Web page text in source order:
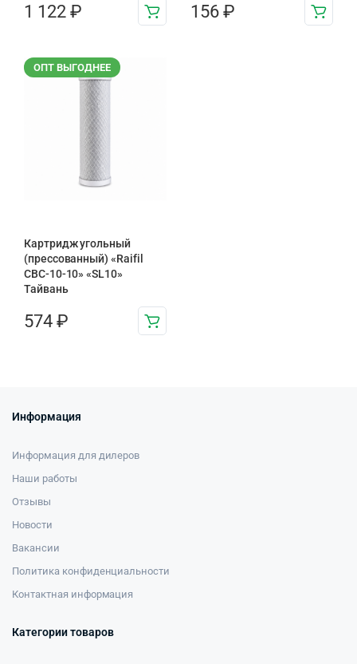
1 122 ₽ 156 ₽
ОПТ ВЫГОДНЕЕ
Картридж угольный
(прессованный) «Raifil
CBC-10-10» «SL10»
Тайвань
574 ₽
Информация
Информация для дилеров
Наши работы
Отзывы
Новости
Вакансии
Политика конфиденциальности
Контактная информация
Категории товаров